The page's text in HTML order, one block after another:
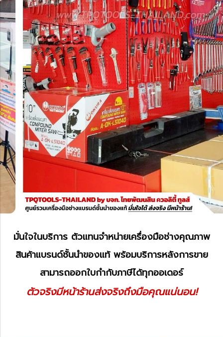
มั่นใจในบริการ ตัวแทนจำหน่ายเครื่องมือช่างคุณภาพ
สินค้าแบรนด์ชั้นนำของแท้ พร้อมบริการหลังการขาย
สามารถออกใบกำกับภาษีได้ทุกออเดอร์
ตัวจริงมีหน้าร้านส่งจริงถึงมือคุณแน่นอน!